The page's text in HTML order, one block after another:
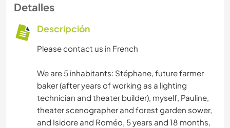
Detalles
Descripción
Please contact us in French
We are 5 inhabitants: Stéphane, future farmer
baker (after years of working as a lighting
technician and theater builder), myself, Pauline,
theater scenographer and forest garden sower,
and Isidore and Roméo, 5 years and 18 months,